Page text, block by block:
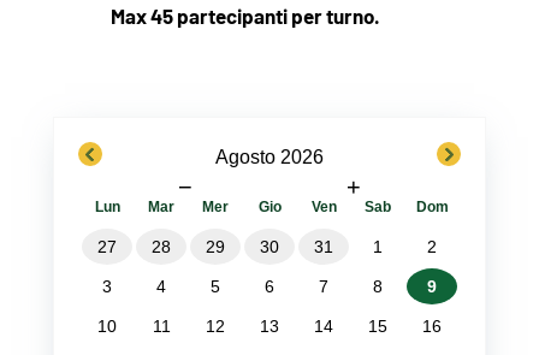
Max 45 partecipanti per turno.
previous Agosto 2026
− +
next
Lun Mar Mer Gio Ven Sab Dom
27 28 29 30 31 1 2
3 4 5 6 7 8 9
10 11 12 13 14 15 16